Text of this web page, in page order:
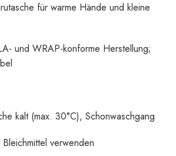
für warme Hände und kleine
und WRAP-konforme Herstellung;
kalt (max. 30°C), Schonwaschgang
verwenden